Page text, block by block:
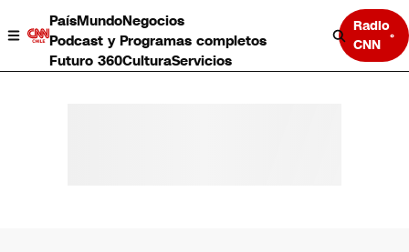
PaísMundoNegocios
Podcast y Programas completos
Futuro 360CulturaServicios
Radio
CNN